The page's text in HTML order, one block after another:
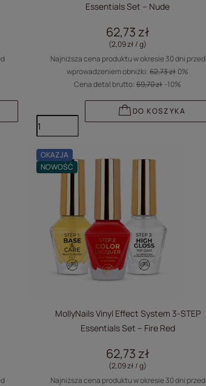
Essentials Set – Nude
62,73 zł
(2,09 zł / g)
Najniższa cena produktu w okresie 30 dni przed
wprowadzeniem obniżki:62,73 zł 0%
Cena detal brutto:69,70 zł -10%
DO KOSZYKA
OKAZJA
NOWOŚĆ
MollyNails Vinyl Effect System 3-STEP
Essentials Set – Fire Red
62,73 zł
(2,09 zł / g)
Najniższa cena produktu w okresie 30 dni przed